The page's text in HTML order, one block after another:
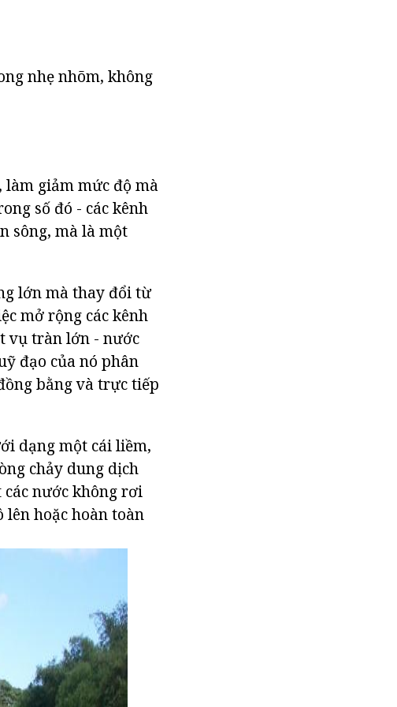
nhẹ nhõm, không
làm giảm mức độ mà
số đó - các kênh
sông, mà là một
lớn mà thay đổi từ
mở rộng các kênh
vụ tràn lớn - nước
đạo của nó phân
bằng và trực tiếp
dạng một cái liềm,
chảy dung dịch
nước không rơi
lên hoặc hoàn toàn